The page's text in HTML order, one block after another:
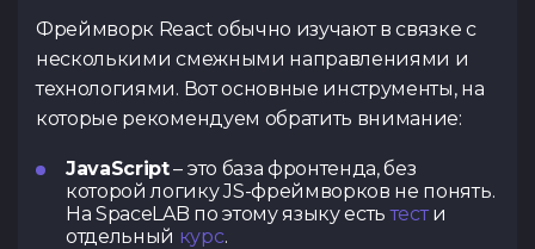
Фреймворк React обычно изучают в связке с
несколькими смежными направлениями и
технологиями. Вот основные инструменты, на
которые рекомендуем обратить внимание:
JavaScript– это база фронтенда, без
которой логику JS-фреймворков не понять.
На SpaceLAB по этому языку естьтести
отдельный курс.